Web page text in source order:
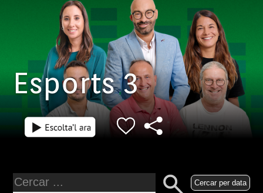
Esports 3
Cercar per data